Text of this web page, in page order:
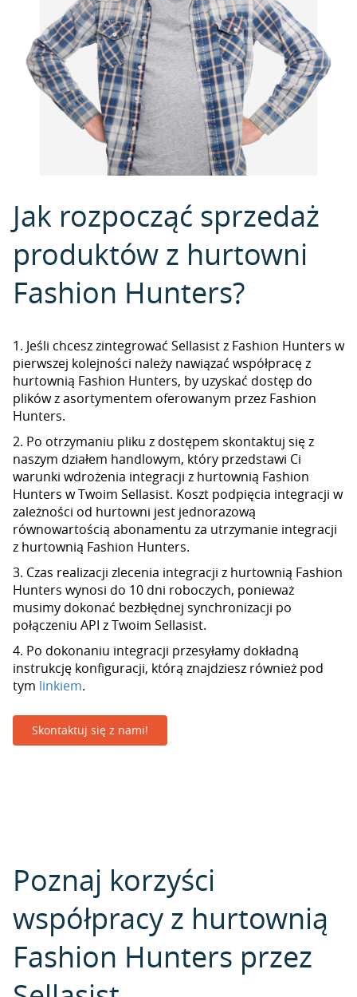
Jak rozpocząć sprzedaż
produktów z hurtowni
Fashion Hunters?
1. Jeśli chcesz zintegrować Sellasist z Fashion Hunters w
pierwszej kolejności należy nawiązać współpracę z
hurtownią Fashion Hunters, by uzyskać dostęp do
plików z asortymentem oferowanym przez Fashion
Hunters.
2. Po otrzymaniu pliku z dostępem skontaktuj się z
naszym działem handlowym, który przedstawi Ci
warunki wdrożenia integracji z hurtownią Fashion
Hunters w Twoim Sellasist. Koszt podpięcia integracji w
zależności od hurtowni jest jednorazową
równowartością abonamentu za utrzymanie integracji
z hurtownią Fashion Hunters.
3. Czas realizacji zlecenia integracji z hurtownią Fashion
Hunters wynosi do 10 dni roboczych, ponieważ
musimy dokonać bezbłędnej synchronizacji po
połączeniu API z Twoim Sellasist.
4. Po dokonaniu integracji przesyłamy dokładną
instrukcję konfiguracji, którą znajdziesz również pod
tym linkiem.
Skontaktuj się z nami!
Poznaj korzyści
współpracy z hurtownią
Fashion Hunters przez